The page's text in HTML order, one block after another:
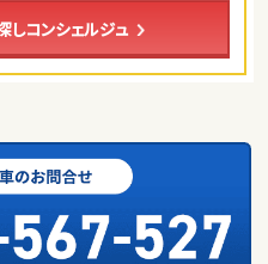
しコンシェルジュ